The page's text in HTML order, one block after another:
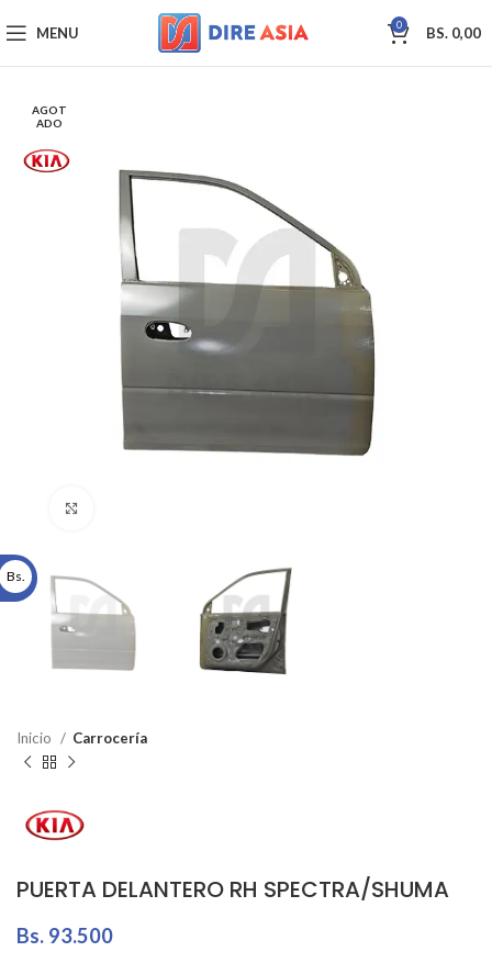
MENU 0 BS. 0,00
AGOT
ADO
Inicio Carrocería
PUERTA DELANTERO RH SPECTRA/SHUMA
Bs. 93.500
Bs.